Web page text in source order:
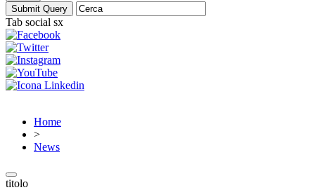
Tab social sx
Home
>
News
titolo